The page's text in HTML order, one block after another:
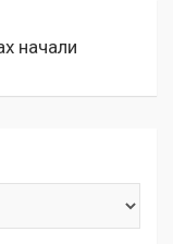
начали